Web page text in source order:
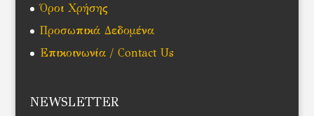
Όροι Χρήσης
Προσωπικά Δεδομένα
Επικοινωνία / Contact Us
NEWSLETTER